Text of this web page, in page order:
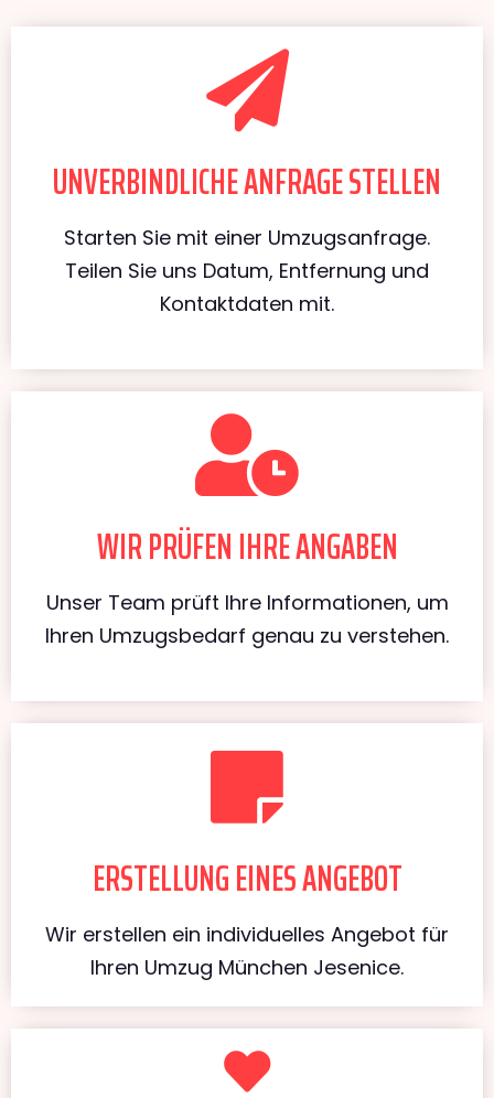
UNVERBINDLICHE ANFRAGE STELLEN
Starten Sie mit einer Umzugsanfrage.
Teilen Sie uns Datum, Entfernung und
Kontaktdaten mit.
WIR PRÜFEN IHRE ANGABEN
Unser Team prüft Ihre Informationen, um
Ihren Umzugsbedarf genau zu verstehen.
ERSTELLUNG EINES ANGEBOT
Wir erstellen ein individuelles Angebot für
Ihren Umzug München Jesenice.